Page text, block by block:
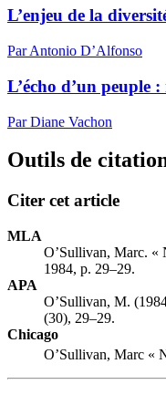
L’enjeu de la
Par Antonio D’Alfonso
L’écho d’un peuple
Par Diane Vachon
Outils de
Citer cet article
MLA
O’Sullivan, Marc. «
1984, p. 29–29.
APA
O’Sullivan, M.
(30), 29–29.
Chicago
O’Sullivan, Marc «